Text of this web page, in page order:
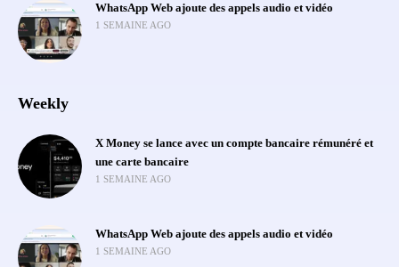
WhatsApp Web ajoute des appels audio et vidéo
1 SEMAINE AGO
Weekly
X Money se lance avec un compte bancaire rémunéré et
une carte bancaire
1 SEMAINE AGO
WhatsApp Web ajoute des appels audio et vidéo
1 SEMAINE AGO